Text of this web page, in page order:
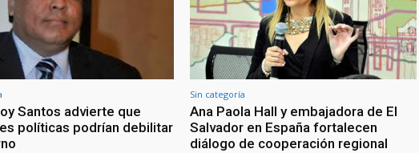
Santos advierte que
políticas podrían debilitar
Sin categoría
Ana Paola Hall y embajadora de El
Salvador en España fortalecen
diálogo de cooperación regional